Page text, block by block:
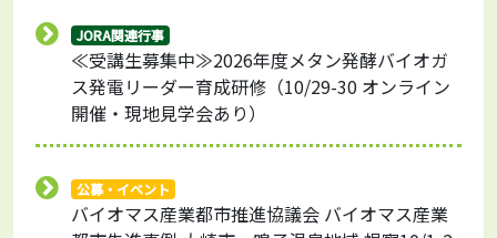
JORA関連行事
≪受講生募集中≫2026年度メタン発酵バイオガ
ス発電リーダー育成研修（10/29-30 オンライン
開催・現地見学会あり）
公募・イベント
バイオマス産業都市推進協議会 バイオマス産業